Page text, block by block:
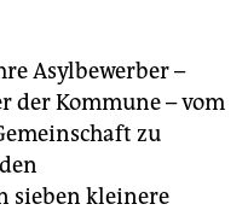
Asylbewerber –
der Kommune – vom
zu
sieben kleinere